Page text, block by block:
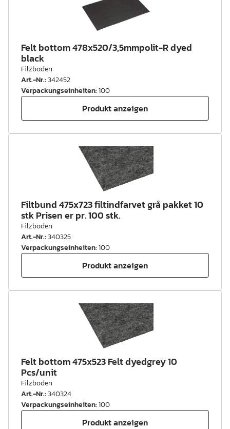
Felt bottom 478x520/3,5mmpolit-R dyed
black
Filzboden
Art.-Nr.:342452
Verpackungseinheiten:100
Produkt anzeigen
Filtbund 475x723 filtindfarvet grå pakket 10
stk Prisen er pr. 100 stk.
Filzboden
Art.-Nr.:340325
Verpackungseinheiten:100
Produkt anzeigen
Felt bottom 475x523 Felt dyedgrey 10
Pcs/unit
Filzboden
Art.-Nr.:340324
Verpackungseinheiten:100
Produkt anzeigen